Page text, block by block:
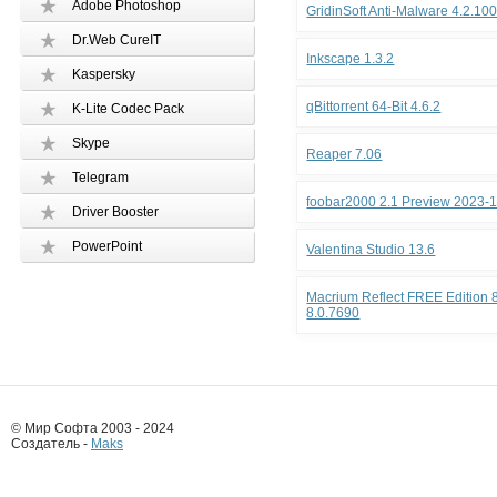
Adobe Photoshop
Dr.Web CureIT
Kaspersky
K-Lite Codec Pack
Skype
Telegram
Driver Booster
PowerPoint
GridinSoft Anti-Malware 4.2.100
Inkscape 1.3.2
qBittorrent 64-Bit 4.6.2
Reaper 7.06
foobar2000 2.1 Preview 2023-
Valentina Studio 13.6
Macrium Reflect FREE Edition
8.0.7690
© Мир Софта 2003 - 2024
Создатель - Maks